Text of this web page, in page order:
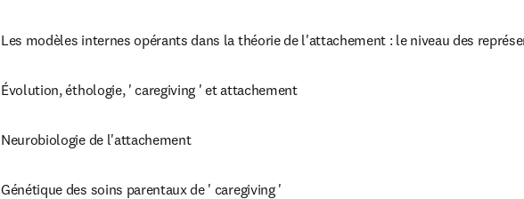
Les modèles internes opérants dans la théorie de l'attachement : le niveau des
Évolution, éthologie, ' caregiving ' et attachement
Neurobiologie de l'attachement
Génétique des soins parentaux de ' caregiving '